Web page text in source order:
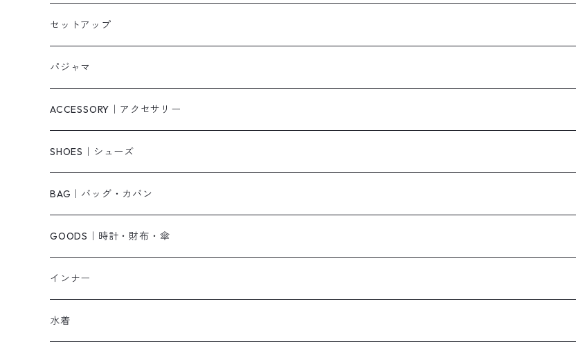
タンクトップ/キャミソール
スウェット/パーカー
ニット/セーター
ベアトップ・チューブトップ
その他
カーディガン
ダウンコート
その他
無地
ニットワンピース
ロングワンピース
シャツワンピース
キャミワンピース
オールインワン・サロペット
ジャンパースカート
その他
パンツ・デニム
ショートパンツ
スカート
その他
セットアップ
パジャマ
ACCESSORY｜アクセサリー
ピアス・リング
ネックレス
ベルト
ブレスレット
帽子
SHOES｜シューズ
パンプス
サンダル
ショートブーツ・ブーティ
ロングブーツ
BAG｜バッグ・カバン
ショルダーバッグ
ハンドバッグ
リュック
GOODS｜時計・財布・傘
インナー
水着